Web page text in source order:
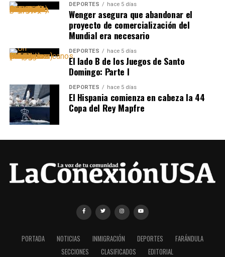
DEPORTES hace 5 días
Wenger asegura que abandonar el
proyecto de comercialización del
Mundial era necesario
DEPORTES hace 5 días
El lado B de los Juegos de Santo
Domingo: Parte I
DEPORTES hace 5 días
El Hispania comienza en cabeza la 44
Copa del Rey Mapfre
PORTADA NOTICIAS INMIGRACIÓN DEPORTES
FARÁNDULA
SECCIONES
CLASIFICADOS EDITORIAL